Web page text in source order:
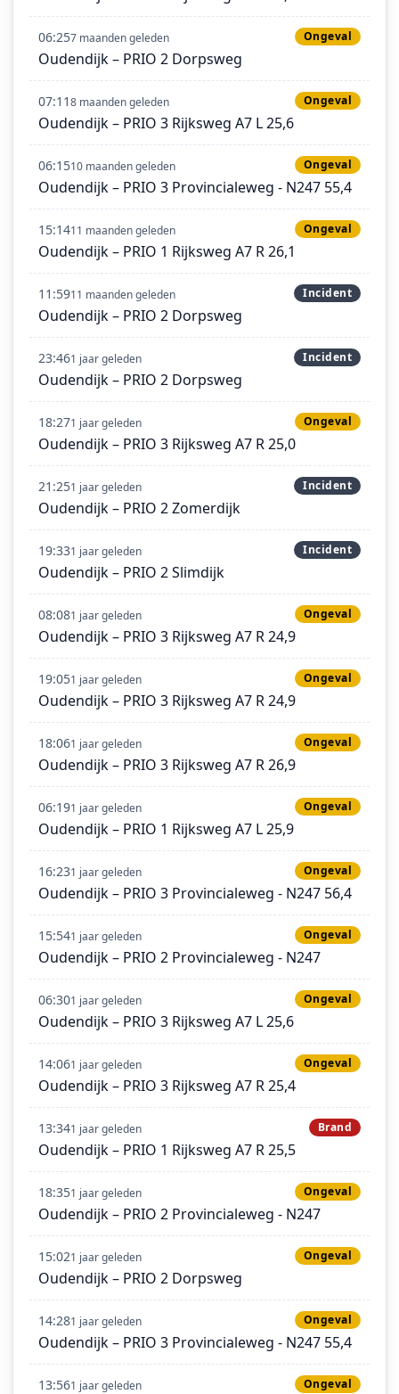
06:257 maanden geleden Ongeval
Oudendijk – PRIO 2 Dorpsweg
07:118 maanden geleden Ongeval
Oudendijk – PRIO 3 Rijksweg A7 L 25,6
06:1510 maanden geleden Ongeval
Oudendijk – PRIO 3 Provincialeweg - N247 55,4
15:1411 maanden geleden Ongeval
Oudendijk – PRIO 1 Rijksweg A7 R 26,1
11:5911 maanden geleden Incident
Oudendijk – PRIO 2 Dorpsweg
23:461 jaar geleden Incident
Oudendijk – PRIO 2 Dorpsweg
18:271 jaar geleden Ongeval
Oudendijk – PRIO 3 Rijksweg A7 R 25,0
21:251 jaar geleden Incident
Oudendijk – PRIO 2 Zomerdijk
19:331 jaar geleden Incident
Oudendijk – PRIO 2 Slimdijk
08:081 jaar geleden Ongeval
Oudendijk – PRIO 3 Rijksweg A7 R 24,9
19:051 jaar geleden Ongeval
Oudendijk – PRIO 3 Rijksweg A7 R 24,9
18:061 jaar geleden Ongeval
Oudendijk – PRIO 3 Rijksweg A7 R 26,9
06:191 jaar geleden Ongeval
Oudendijk – PRIO 1 Rijksweg A7 L 25,9
16:231 jaar geleden Ongeval
Oudendijk – PRIO 3 Provincialeweg - N247 56,4
15:541 jaar geleden Ongeval
Oudendijk – PRIO 2 Provincialeweg - N247
06:301 jaar geleden Ongeval
Oudendijk – PRIO 3 Rijksweg A7 L 25,6
14:061 jaar geleden Ongeval
Oudendijk – PRIO 3 Rijksweg A7 R 25,4
13:341 jaar geleden Brand
Oudendijk – PRIO 1 Rijksweg A7 R 25,5
18:351 jaar geleden Ongeval
Oudendijk – PRIO 2 Provincialeweg - N247
15:021 jaar geleden Ongeval
Oudendijk – PRIO 2 Dorpsweg
14:281 jaar geleden Ongeval
Oudendijk – PRIO 3 Provincialeweg - N247 55,4
13:561 jaar geleden Ongeval